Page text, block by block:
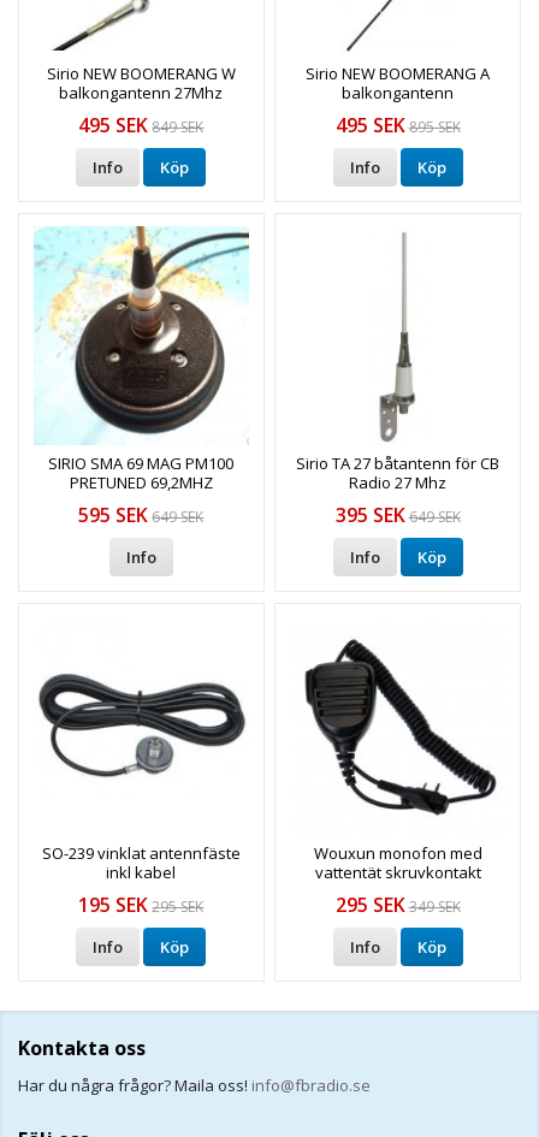
Sirio NEW BOOMERANG W
balkongantenn 27Mhz
495 SEK 849 SEK
Info Köp
Sirio NEW BOOMERANG A
balkongantenn
495 SEK895 SEK
Info Köp
SIRIO SMA 69 MAG PM100
PRETUNED 69,2MHZ
595 SEK 649 SEK
Info
Sirio TA 27 båtantenn för CB
Radio 27 Mhz
395 SEK649 SEK
Info Köp
SO-239 vinklat antennfäste
inkl kabel
195 SEK 295 SEK
Info Köp
Wouxun monofon med
vattentät skruvkontakt
295 SEK349 SEK
Info Köp
Kontakta oss
Har du några frågor? Maila oss! info@fbradio.se